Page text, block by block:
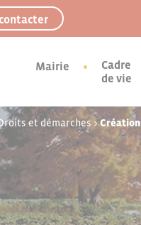
Mairie
Cadre
de vie
et démarches >